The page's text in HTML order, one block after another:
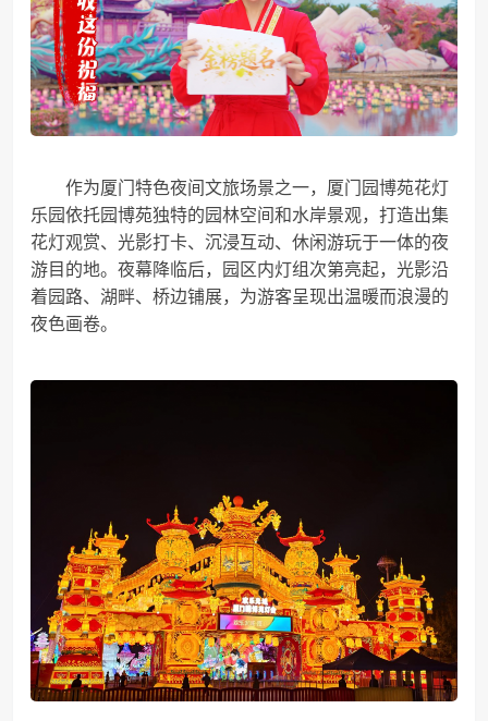
作为厦门特色夜间文旅场景之一，厦门园博苑花灯
乐园依托园博苑独特的园林空间和水岸景观，打造出集
花灯观赏、光影打卡、沉浸互动、休闲游玩于一体的夜
游目的地。夜幕降临后，园区内灯组次第亮起，光影沿
着园路、湖畔、桥边铺展，为游客呈现出温暖而浪漫的
夜色画卷。